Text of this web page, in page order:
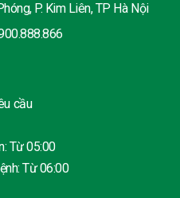
P. Kim Liên, TP Hà Nội
cầu
05:00
Từ 06:00